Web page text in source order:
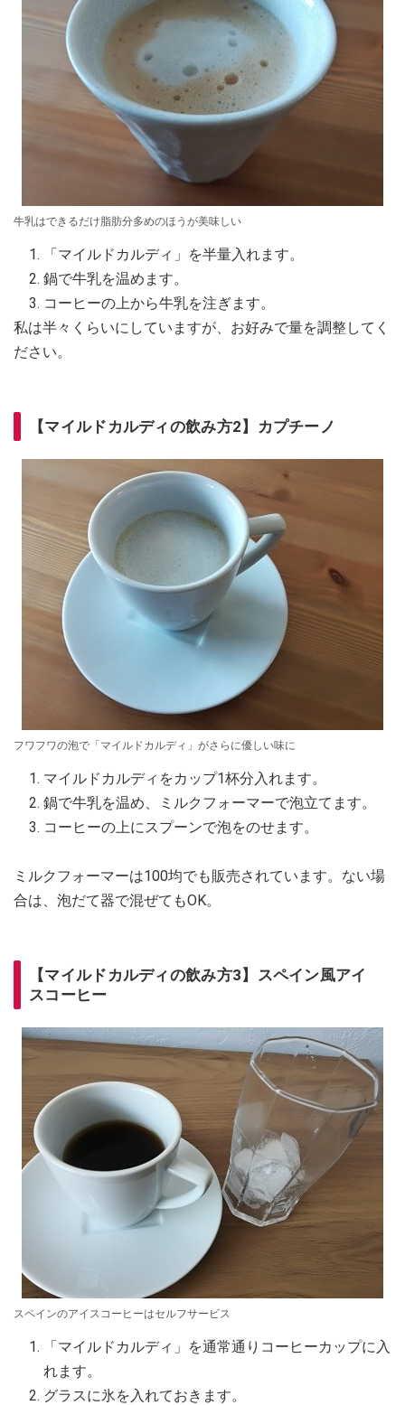
牛乳はできるだけ脂肪分多めのほうが美味しい
「マイルドカルディ」を半量入れます。
鍋で牛乳を温めます。
コーヒーの上から牛乳を注ぎます。
私は半々くらいにしていますが、お好みで量を調整してく
ださい。
【マイルドカルディの飲み方2】カプチーノ
フワフワの泡で「マイルドカルディ」がさらに優しい味に
マイルドカルディをカップ1杯分入れます。
鍋で牛乳を温め、ミルクフォーマーで泡立てます。
コーヒーの上にスプーンで泡をのせます。
ミルクフォーマーは100均でも販売されています。ない場
合は、泡だて器で混ぜてもOK。
【マイルドカルディの飲み方3】スペイン風アイ
スコーヒー
スペインのアイスコーヒーはセルフサービス
「マイルドカルディ」を通常通りコーヒーカップに入
れます。
グラスに氷を入れておきます。